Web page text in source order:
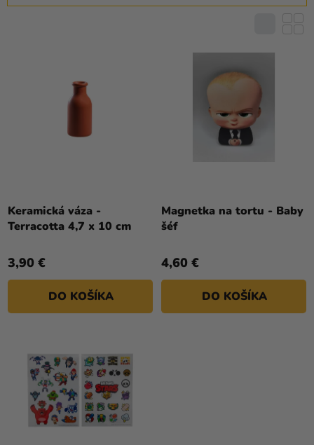
D
T
O
P
Keramická váza -
Terracotta 4,7 x 10 cm
3,90 €
DO KOŠÍKA
Magnetka na tortu - Baby
šéf
4,60 €
DO KOŠÍKA